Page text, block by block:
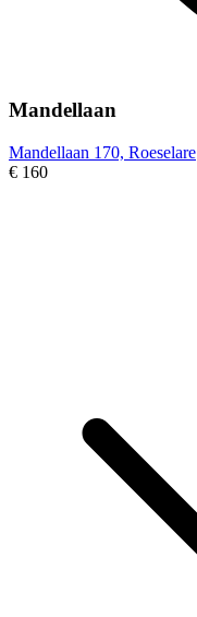
Mandellaan
Mandellaan 170, Roeselare
€ 160